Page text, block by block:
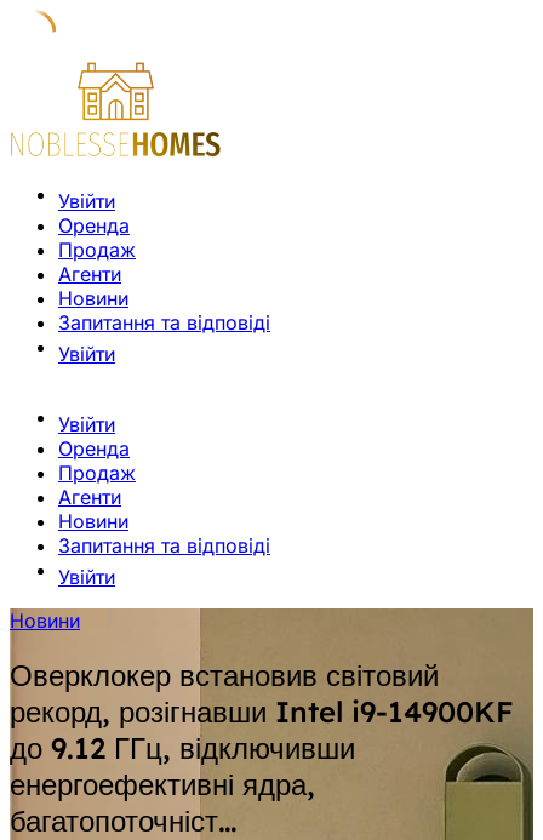
Увійти
Оренда
Продаж
Агенти
Новини
Запитання та відповіді
Увійти
Увійти
Оренда
Продаж
Агенти
Новини
Запитання та відповіді
Увійти
Новини
Оверклокер встановив світовий
рекорд, розігнавши Intel i9-14900KF
до 9.12 ГГц, відключивши
енергоефективні ядра,
багатопоточніст…